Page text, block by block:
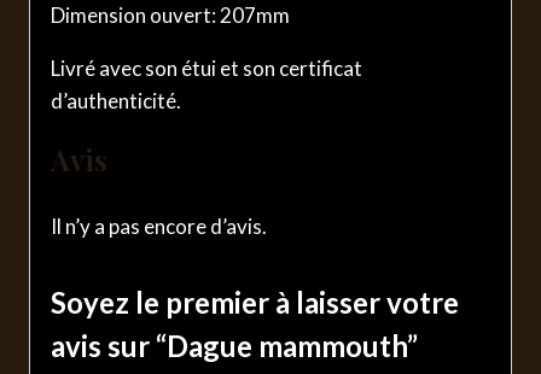
Dimension ouvert: 207mm
Livré avec son étui et son certificat
d’authenticité.
Avis
Il n’y a pas encore d’avis.
Soyez le premier à laisser votre
avis sur “Dague mammouth”